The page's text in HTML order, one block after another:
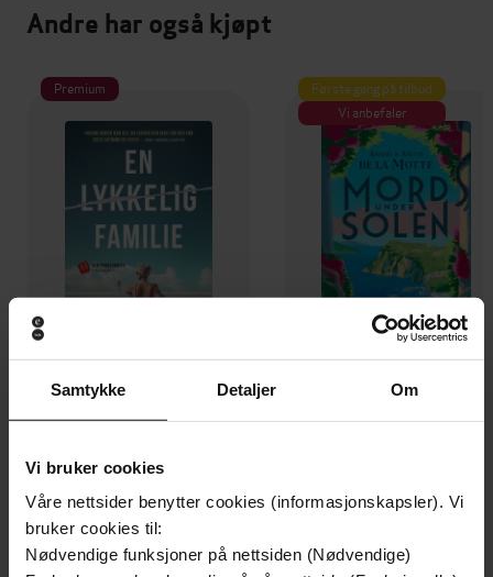
Samtykke Detaljer Om
Vi bruker cookies
Våre nettsider benytter cookies (informasjonskapsler). Vi
bruker cookies til:
Nødvendige funksjoner på nettsiden (Nødvendige)
Andre har også kjøpt
Premium
79,-
Stian Hjelvin Andersen
EBOK
Første gang på tilbud
Vi anbefaler
109,-
EBOK